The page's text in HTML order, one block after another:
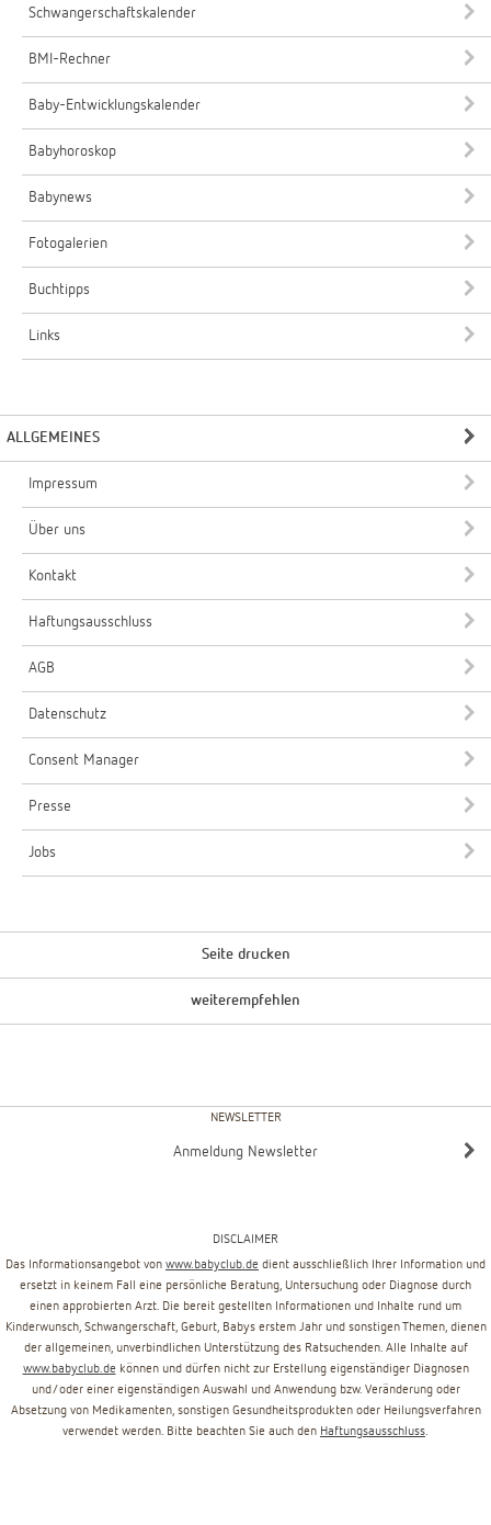
Schwangerschaftskalender
BMI-Rechner
Baby-Entwicklungskalender
Babyhoroskop
Babynews
Fotogalerien
Buchtipps
Links
ALLGEMEINES
Impressum
Über uns
Kontakt
Haftungsausschluss
AGB
Datenschutz
Consent Manager
Presse
Jobs
Seite drucken
weiterempfehlen
NEWSLETTER
Anmeldung Newsletter
DISCLAIMER
Das Informationsangebot von www.babyclub.de dient ausschließlich Ihrer Information und
ersetzt in keinem Fall eine persönliche Beratung, Untersuchung oder Diagnose durch
einen approbierten Arzt. Die bereit gestellten Informationen und Inhalte rund um
Kinderwunsch, Schwangerschaft, Geburt, Babys erstem Jahr und sonstigen Themen, dienen
der allgemeinen, unverbindlichen Unterstützung des Ratsuchenden. Alle Inhalte auf
www.babyclub.de können und dürfen nicht zur Erstellung eigenständiger Diagnosen
und/oder einer eigenständigen Auswahl und Anwendung bzw. Veränderung oder
Absetzung von Medikamenten, sonstigen Gesundheitsprodukten oder Heilungsverfahren
verwendet werden. Bitte beachten Sie auch den Haftungsausschluss.